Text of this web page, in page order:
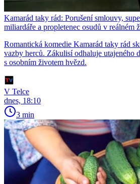
Kamarád taky rád: Porušení smlouvy,
miliardáře a propletenec osudů v reálném
Romantická komedie Kamarád taky rád
vazby herců. Zákulisí odhaluje utajeného
s osobním životem hvězd.
V Telce
dnes, 18:10
3 min